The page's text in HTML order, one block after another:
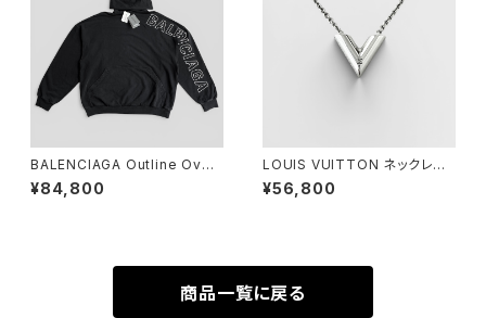
BALENCIAGA Outline Over
sized Hoodie Washed Bla
ck 3
¥84,800
LOUIS VUITTON ネックレス
エセンシャル V シルバー
¥56,800
商品一覧に戻る